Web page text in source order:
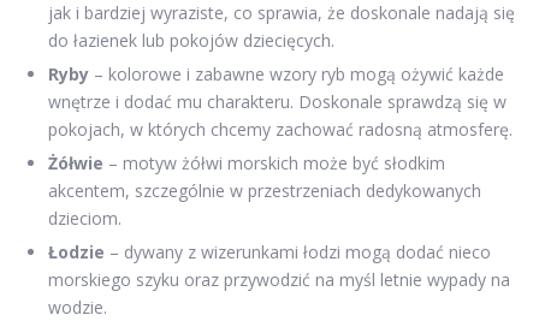
jak i bardziej wyraziste, co sprawia, że doskonale nadają się
do łazienek lub pokojów dziecięcych.
Ryby – kolorowe i zabawne wzory ryb mogą ożywić każde
wnętrze i dodać mu charakteru. Doskonale sprawdzą się w
pokojach, w których chcemy zachować radosną atmosferę.
Żółwie – motyw żółwi morskich może być słodkim
akcentem, szczególnie w przestrzeniach dedykowanych
dzieciom.
Łodzie – dywany z wizerunkami łodzi mogą dodać nieco
morskiego szyku oraz przywodzić na myśl letnie wypady na
wodzie.